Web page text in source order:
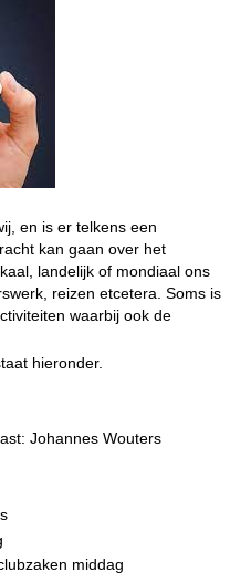
en is er telkens een
kan gaan over het
landelijk of mondiaal ons
reizen etcetera. Soms is
waarbij ook de
hieronder.
Johannes Wouters
middag